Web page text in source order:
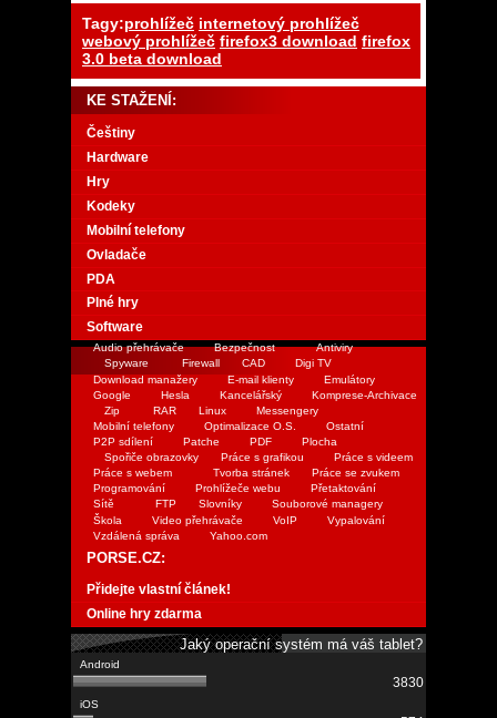
Tagy:prohlížeč internetový prohlížeč
webový prohlížeč firefox3 download firefox
3.0 beta download
KE STAŽENÍ:
Češtiny
Hardware
Hry
Kodeky
Mobilní telefony
Ovladače
PDA
Plné hry
Software
Audio přehrávače Bezpečnost
Antiviry
Spyware
Firewall CAD
Digi TV
Download manažery
E-mail klienty
Emulátory
Google
Hesla Kancelářský
Komprese-Archivace
Zip
RAR Linux
Messengery
Mobilní telefony
Optimalizace O.S.
Ostatní
P2P sdílení
Patche PDF
Plocha
Spořiče obrazovky
Práce s grafikou
Práce s videem
Práce s webem
Tvorba stránek
Práce se zvukem
Programování
Prohlížeče webu
Přetaktování
Sítě
FTP Slovníky
Souborové managery
Škola
Video přehrávače VoIP
Vypalování
Vzdálená správa
Yahoo.com
PORSE.CZ:
Přidejte vlastní článek!
Online hry zdarma
Jaký operační systém má váš tablet?
3830